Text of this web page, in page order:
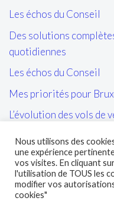
Les échos du Conseil
Des solutions
quotidiennes
Les échos du Conseil
Mes priorités pour
L’évolution des vols de
Les tags/affiches/
et la cohésion sociale
L’entretien des sites
Nous utilisons des
une expérience
vos visites. En cliquant
l'utilisation de TOUS les
modifier vos
cookies"